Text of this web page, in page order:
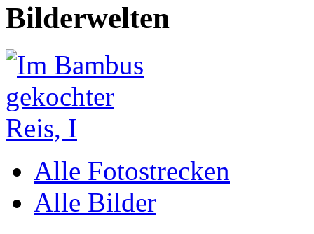
Bilderwelten
Alle Fotostrecken
Alle Bilder